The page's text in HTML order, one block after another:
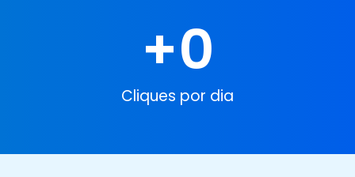
Cliques por dia
+0